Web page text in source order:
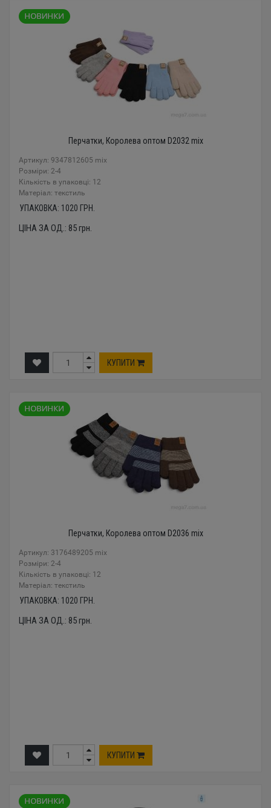
Перчатки, Королева оптом D2032 mix
Артикул: 9347812605 mix
Розміри: 2-4
Кількість в упаковці: 12
Mатеріал: текстиль
УПАКОВКА: 1020 ГРН.
ЦІНА ЗА ОД.: 85грн.
КУПИТИ
Перчатки, Королева оптом D2036 mix
Артикул: 3176489205 mix
Розміри: 2-4
Кількість в упаковці: 12
Mатеріал: текстиль
УПАКОВКА: 1020 ГРН.
ЦІНА ЗА ОД.: 85грн.
КУПИТИ